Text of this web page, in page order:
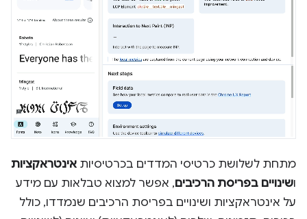
מתחת לשלושת כרטיסי המדדים בכרטיסיות אינטראקציות
ושינויים בפריסת הרכיבים, אפשר למצוא טבלאות עם מידע
על אינטראקציות ושינויים בפריסת הרכיבים שנמדדו, כולל